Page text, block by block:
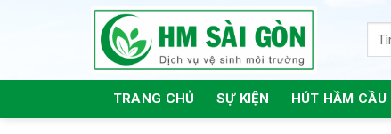
TRANG CHỦ SỰ KIỆN HÚT HẦM CẦU